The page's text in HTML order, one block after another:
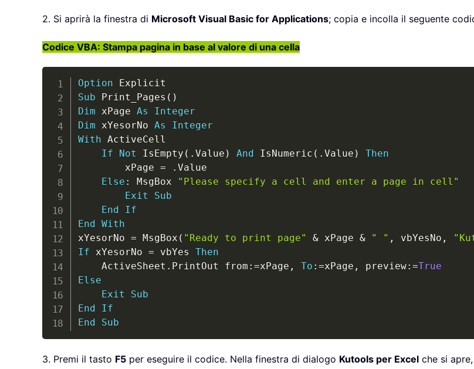
2. Si aprirà la finestra di Microsoft Visual Basic for Applications; copia e incolla il seguente
Codice VBA: Stampa pagina in base al valore di una cella
Option
Sub Print_Pages ( )
Dim xPage As
Integer
Dim xYesorNo As
Integer
With ActiveCell
If
Not IsEmpty ( . Value ) And IsNumeric ( . Value )
Then
        xPage
= . Value
Else : MsgBox
"Please specify a cell and enter a page in cell"
Exit
Sub
End
If
End
With
xYesorNo = MsgBox ( "Ready to print page" & xPage & " " , vbYesNo ,
If xYesorNo = vbYes Then
    ActiveSheet
. PrintOut from : =xPage , To : =xPage , preview: =True
Else
Exit
Sub
End
If
End
Sub
3. Premi il tasto F5 per eseguire il codice. Nella finestra di dialogo Kutools per Excel che si